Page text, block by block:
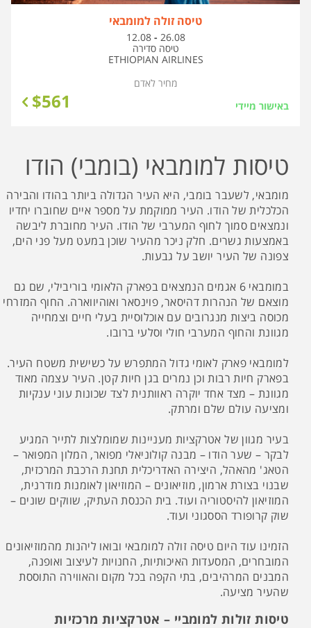
טיסה זולה למומבאי
בין
התאריכים,
12.08 - 26.08
טיסה סדירה
ETHIOPIAN AIRLINES
באישור מיידי $561
מחיר לאדם
טיסות למומבאי (בומבי) הודו
מומבאי, לשעבר בומבי, היא העיר הגדולה ביותר בהודו והבירה
הכלכלית של הודו. העיר ממוקמת על מספר איים שחוברו יחדיו
ונמצאים סמוך לחוף המערבי של הודו. העיר מחוברת ליבשה
באמצעות גשרים. חלק ניכר מהעיר שוכן במעט מעל פני הים,
צפונה של העיר יושב על גבעות.
במומבאי 6 אגמים הנמצאים בפארק הלאומי בוריבילי, שם גם
מוצאם של הנהרות דהיסאר, פוינסאר ואוהיווארה. החוף המזרחי
מכוסה ביצות מנגרובים עם אוכלוסיית בעלי חיים וצמחייה
מגוונת והחוף המערבי חולי וסלעי ברובו.
למומבאי פארק לאומי גדול המתפרש על כשישית משטח העיר.
בפארק חיות רבות וכן נמרים בגן חיות קטן. העיר עצמה מאוד
מגוונת – מצד אחד יוקרה ראוותנית לצד שכונות עוני ענקיות
ומציעה עולם שלם ומרתק.
בעיר מגוון של אטרקציות מעניינות שמומלצות לתייר המגיע
לבקר – שער הודו – מבנה קולוניאלי מפואר, המלון המפואר –
הטאג' מהאהל, היצירה האדריכלית תחנת הרכבת המרכזית,
שבנוי בצורת ארמון, מוזיאונים – המוזיאון לאומנות מודרנית,
המוזיאון להיסטוריה ועוד. בית הכנסת העתיק, שווקים שונים –
שוק קרופורד הססגוני ועוד.
הזמינו עוד היום טיסה זולה למומבאי ובואו ליהנות מהמוזיאונים
המובחרים, המסעדות האיכותיות, החנויות לעיצוב ואופנה,
המבנים המרהיבים, בתי הקפה בכל מקום והאווירה התוססת
שהעיר מציעה.
טיסות זולות למומביי – אטרקציות מרכזיות